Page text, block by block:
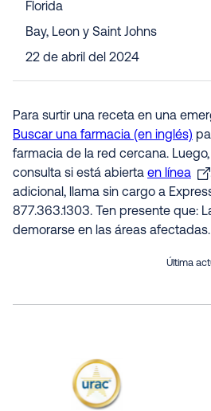
Florida
Bay, Leon y Saint Johns
22 de abril del 2024
Para surtir una receta en una
Buscar una farmacia (en inglés)
farmacia de la red cercana.
consulta si está abierta en línea
adicional, llama sin cargo a
877.363.1303. Ten presente que:
demorarse en las áreas afectadas.
Última